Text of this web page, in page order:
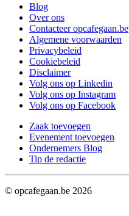
Blog
Over ons
Contacteer opcafegaan.be
Algemene voorwaarden
Privacybeleid
Cookiebeleid
Disclaimer
Volg ons op Linkedin
Volg ons op Instagram
Volg ons op Facebook
Zaak toevoegen
Evenement toevoegen
Ondernemers Blog
Tip de redactie
© opcafegaan.be 2026